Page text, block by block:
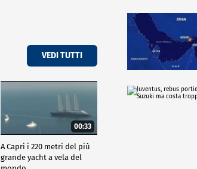
VEDI TUTTI
00:33
A Capri i 220 metri del più
grande yacht a vela del